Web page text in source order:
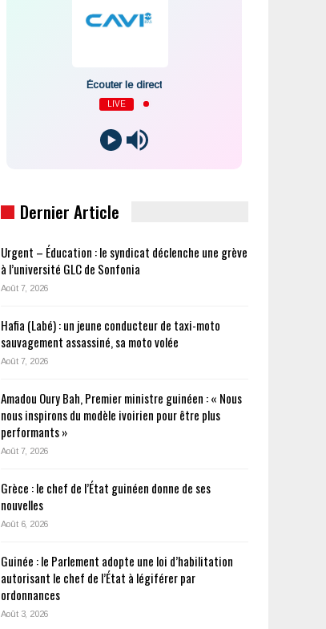
Écouter le direct
LIVE
Dernier Article
Urgent – Éducation : le syndicat déclenche une grève
à l’université GLC de Sonfonia
Août 7, 2026
Hafia (Labé) : un jeune conducteur de taxi-moto
sauvagement assassiné, sa moto volée
Août 7, 2026
Amadou Oury Bah, Premier ministre guinéen : « Nous
nous inspirons du modèle ivoirien pour être plus
performants »
Août 7, 2026
Grèce : le chef de l’État guinéen donne de ses
nouvelles
Août 6, 2026
Guinée : le Parlement adopte une loi d’habilitation
autorisant le chef de l’État à légiférer par
ordonnances
Août 3, 2026